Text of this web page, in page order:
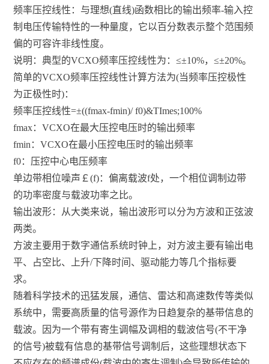
频率压控线性：与理想(直线)函数相比的输出频率-输入控
制电压传输特性的一种量度，它以百分数表示整个范围频
偏的可容许非线性度。
说明：典型的VCXO频率压控线性为：≤±10%，≤±20%。
简单的VCXO频率压控线性计算方法为(当频率压控极性
为正极性时)：
频率压控线性=±((fmax-fmin)/ f0)&TImes;100%
fmax：VCXO在最大压控电压时的输出频率
fmin：VCXO在最小压控电压时的输出频率
f0：压控中心电压频率
单边带相位噪声￡(f)：偏离载波f处，一个相位调制边带
的功率密度与载波功率之比。
输出波形：从大类来说，输出波形可以分为方波和正弦波
两类。
方波主要用于数字通信系统时钟上，对方波主要有输出电
平、占空比、上升/下降时间、驱动能力等几个指标要
求。
随着科学技术的迅猛发展，通信、雷达和高速数传等类似
系统中，需要高质量的信号源作为日趋复杂的基带信息的
载波。因为一个带有寄生调幅及调相的载波信号(不干净
的信号)被载有信息的基带信号调制后，这些理想状态下